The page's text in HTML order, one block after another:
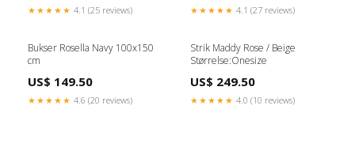
★★★★★ 4.1 (25 reviews) ★★★★★ 4.1 (27 reviews)
Bukser Rosella Navy 100x150
cm
US$ 149.50
★★★★★ 4.6 (20 reviews)
Strik Maddy Rose / Beige
Størrelse:Onesize
US$ 249.50
★★★★★ 4.0 (10 reviews)